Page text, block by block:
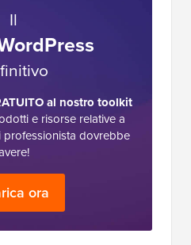
Il
al nostro toolkit
e risorse relative a
professionista dovrebbe
ora